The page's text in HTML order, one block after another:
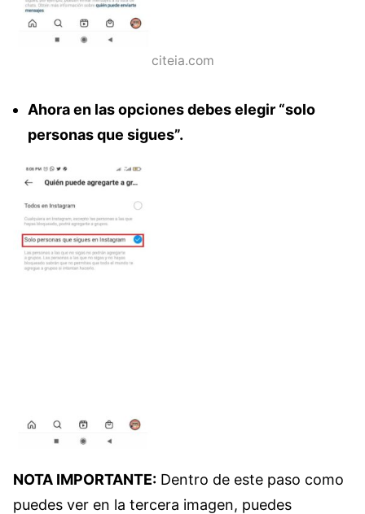
citeia.com
Ahora en las opciones debes elegir “solo
personas que sigues”.
NOTA IMPORTANTE: Dentro de este paso como
puedes ver en la tercera imagen, puedes